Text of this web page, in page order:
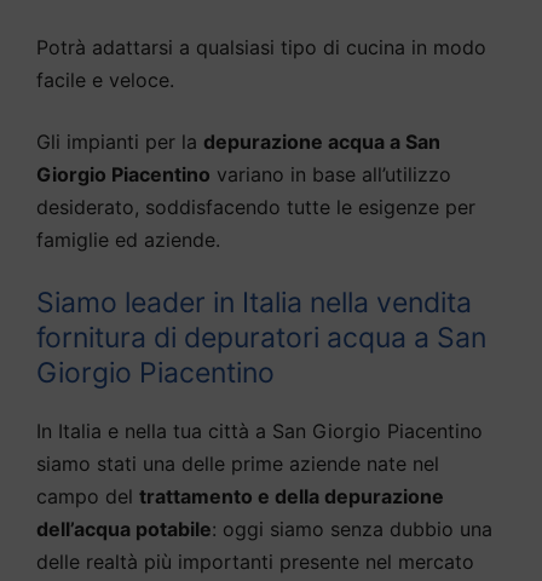
Potrà adattarsi a qualsiasi tipo di cucina in modo
facile e veloce.
Gli impianti per la depurazione acqua a San
Giorgio Piacentino variano in base all’utilizzo
desiderato, soddisfacendo tutte le esigenze per
famiglie ed aziende.
Siamo leader in Italia nella vendita
fornitura di depuratori acqua a San
Giorgio Piacentino
In Italia e nella tua città a San Giorgio Piacentino
siamo stati una delle prime aziende nate nel
campo del trattamento e della depurazione
dell’acqua potabile: oggi siamo senza dubbio una
delle realtà più importanti presente nel mercato